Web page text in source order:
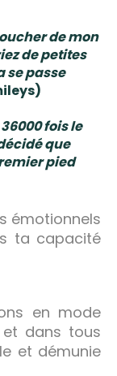
de mon
de petites
se passe
fois le
que
pied
émotionnels
ta capacité
en mode
dans tous
et démunie